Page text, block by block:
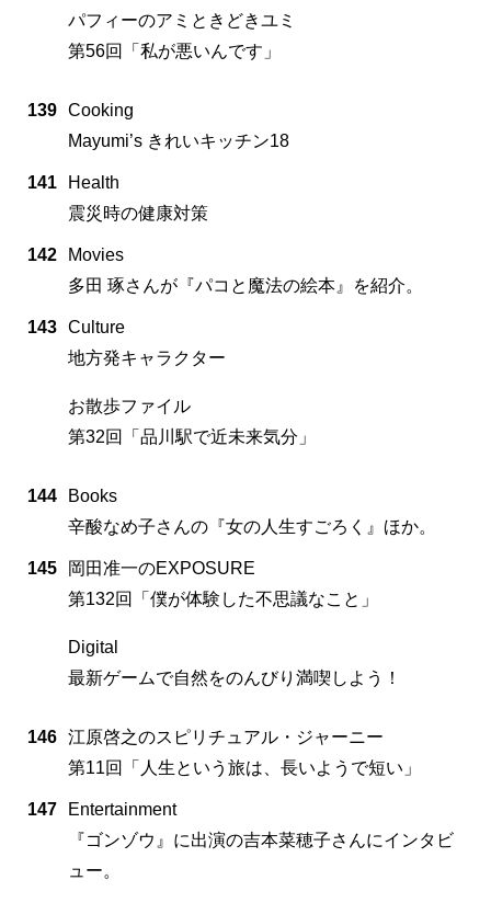
パフィーのアミときどきユミ
第56回「私が悪いんです」
139 Cooking
Mayumi’s きれいキッチン18
141
Health
震災時の健康対策
142
Movies
多田 琢さんが『パコと魔法の絵本』を紹介。
143 Culture
地方発キャラクター
お散歩ファイル
第32回「品川駅で近未来気分」
144
Books
辛酸なめ子さんの『女の人生すごろく』ほか。
145
岡田准一のEXPOSURE
第132回「僕が体験した不思議なこと」
Digital
最新ゲームで自然をのんびり満喫しよう！
146 江原啓之のスピリチュアル・ジャーニー
第11回「人生という旅は、長いようで短い」
147
Entertainment
『ゴンゾウ』に出演の吉本菜穂子さんにインタビ
ュー。